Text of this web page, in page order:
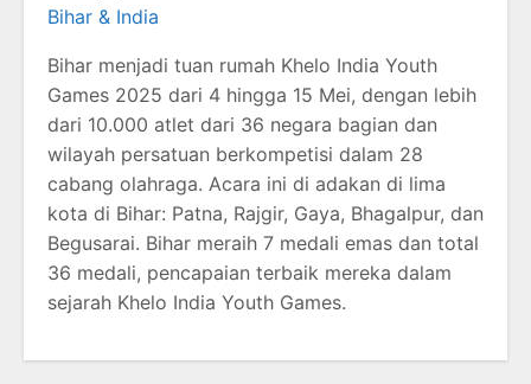
Bihar & India
Bihar menjadi tuan rumah Khelo India Youth
Games 2025 dari 4 hingga 15 Mei, dengan lebih
dari 10.000 atlet dari 36 negara bagian dan
wilayah persatuan berkompetisi dalam 28
cabang olahraga. Acara ini di adakan di lima
kota di Bihar: Patna, Rajgir, Gaya, Bhagalpur, dan
Begusarai. Bihar meraih 7 medali emas dan total
36 medali, pencapaian terbaik mereka dalam
sejarah Khelo India Youth Games.